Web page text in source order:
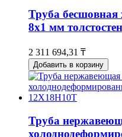
Труба бесшовная
8х1 мм
2 311 694,31 ₸
Добавить в корзину
Труба